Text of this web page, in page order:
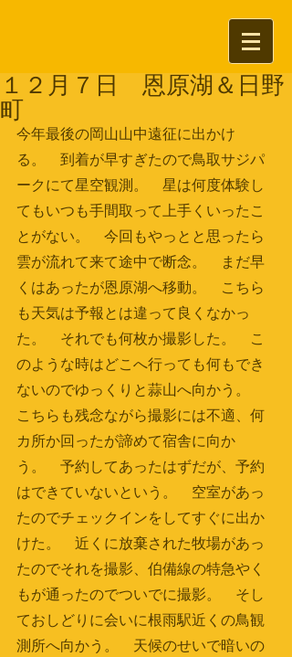
１２月７日 恩原湖＆日野
町
今年最後の岡山山中遠征に出かけ
る。　到着が早すぎたので鳥取サジパ
ークにて星空観測。　星は何度体験し
てもいつも手間取って上手くいったこ
とがない。　今回もやっとと思ったら
雲が流れて来て途中で断念。　まだ早
くはあったが恩原湖へ移動。　こちら
も天気は予報とは違って良くなかっ
た。　それでも何枚か撮影した。　こ
のような時はどこへ行っても何もでき
ないのでゆっくりと蒜山へ向かう。
こちらも残念ながら撮影には不適、何
カ所か回ったが諦めて宿舎に向か
う。　予約してあったはずだが、予約
はできていないという。　空室があっ
たのでチェックインをしてすぐに出か
けた。　近くに放棄された牧場があっ
たのでそれを撮影、伯備線の特急やく
もが通ったのでついでに撮影。　そし
ておしどりに会いに根雨駅近くの鳥観
測所へ向かう。　天候のせいで暗いの